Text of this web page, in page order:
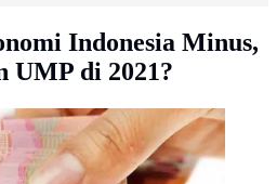
Indonesia Minus,
UMP di 2021?